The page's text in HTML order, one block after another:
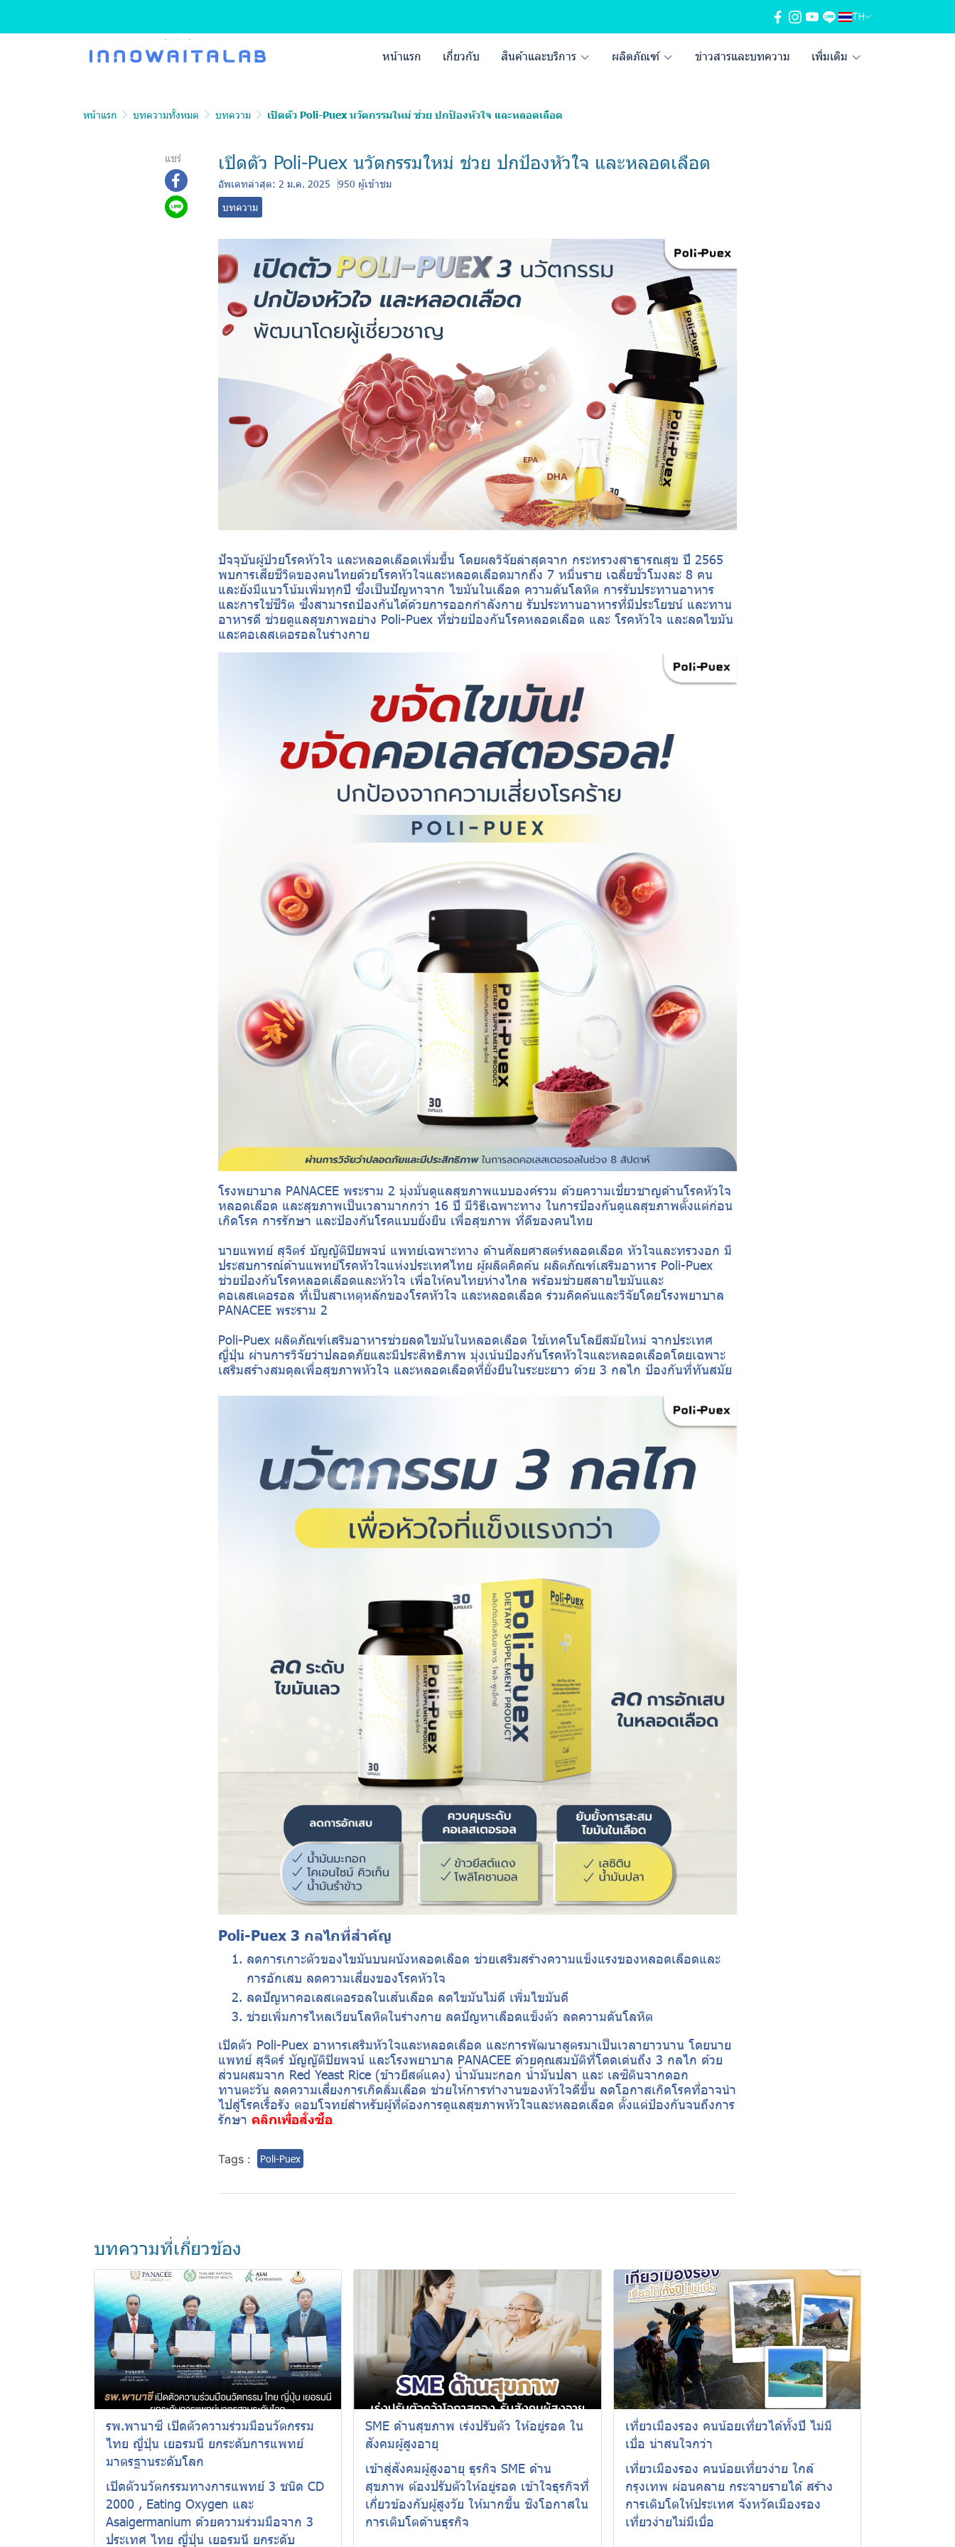
TH
หน้าแรก เกี่ยวกับ สินค้าและบริการ ผลิตภัณฑ์ ข่าวสารและบทความ เพิ่มเติม
หน้าแรก บทความทั้งหมด บทความ เปิดตัว Poli-Puex นวัตกรรมใหม่ ช่วย ปกป้องหัวใจ และหลอดเลือด
แชร์ เปิดตัว Poli-Puex นวัตกรรมใหม่ ช่วย ปกป้องหัวใจ และหลอดเลือด
อัพเดทล่าสุด: 2 ม.ค. 2025
950 ผู้เข้าชม
บทความ
ปัจจุบันผู้ป่วยโรคหัวใจ และหลอดเลือดเพิ่มขึ้น โดยผลวิจัยล่าสุดจาก กระทรวงสาธารณสุข ปี 2565
พบการเสียชีวิตของคนไทยด้วยโรคหัวใจและหลอดเลือดมากถึง 7 หมื่นราย เฉลี่ยชั่วโมงละ 8 คน
และยังมีแนวโน้มเพิ่มทุกปี ซึ่งเป็นปัญหาจาก ไขมันในเลือด ความดันโลหิต การรับประทานอาหาร
และการใช้ชีวิต ซึ่งสามารถป้องกันได้ด้วยการออกกำลังกาย รับประทานอาหารที่มีประโยชน์ และทาน
อาหารดี ช่วยดูแลสุขภาพอย่าง Poli-Puex ที่ช่วยป้องกันโรคหลอดเลือด และ โรคหัวใจ และลดไขมัน
และคอเลสเตอรอลในร่างกาย
โรงพยาบาล PANACEE พระราม 2 มุ่งมั่นดูแลสุขภาพแบบองค์รวม ด้วยความเชี่ยวชาญด้านโรคหัวใจ
หลอดเลือด และสุขภาพเป็นเวลามากกว่า 16 ปี มีวิธีเฉพาะทาง ในการป้องกันดูแลสุขภาพตั้งแต่ก่อน
เกิดโรค การรักษา และป้องกันโรคแบบยั่งยืน เพื่อสุขภาพ ที่ดีของคนไทย
นายแพทย์ สุจิตร์ บัญญัติปิยพจน์ แพทย์เฉพาะทาง ด้านศัลยศาสตร์หลอดเลือด หัวใจและทรวงอก มี
ประสบการณ์ด้าน​แพทย์โรคหัวใจแห่งประเทศไทย ผู้ผลิตคิดค้น ผลิตภัณฑ์เสริมอาหาร Poli-Puex
ช่วยป้องกันโรคหลอดเลือดและหัวใจ เพื่อให้คนไทยห่างไกล พร้อมช่วยสลายไขมันและ
คอเลสเตอรอล ที่เป็นสาเหตุหลักของโรคหัวใจ และหลอดเลือด ร่วมคิดค้นและวิจัยโดยโรงพยาบาล
PANACEE พระราม 2
​Poli-Puex ผลิตภัณฑ์เสริมอาหารช่วยลดไขมันในหลอดเลือด ใช้เทคโนโลยีสมัยใหม่ จากประเทศ
ญี่ปุ่น ผ่านการวิจัยว่าปลอดภัยและมีประสิทธิภาพ มุ่งเน้นป้องกันโรคหัวใจและหลอดเลือดโดยเฉพาะ
เสริมสร้างสมดุลเพื่อสุขภาพหัวใจ และหลอดเลือดที่ยั่งยืนในระยะยาว ด้วย 3 กลไก ป้องกันที่ทันสมัย
Poli-Puex 3 กลไกที่สำคัญ
ลดการเกาะตัวของไขมันบนผนังหลอดเลือด ช่วยเสริมสร้างความแข็งแรงของหลอดเลือดและ
การอักเสบ ลดความเสี่ยงของโรคหัวใจ
ลดปัญหาคอเลสเตอรอลในเส้นเลือด ลดไขมันไม่ดี เพิ่มไขมันดี
ช่วยเพิ่มการไหลเวียนโลหิตในร่างกาย ลดปัญหาเลือดแข็งตัว ลดความดันโลหิต
เปิดตัว Poli-Puex อาหารเสริมหัวใจและหลอดเลือด และการพัฒนาสูตรมาเป็นเวลายาวนาน โดยนาย
แพทย์ สุจิตร์ บัญญัติปิยพจน์ และโรงพยาบาล PANACEE ด้วยคุณสมบัติที่โดดเด่นถึง 3 กลไก ด้วย
ส่วนผสมจาก Red Yeast Rice (ข้าวยีสต์แดง) น้ำมันมะกอก น้ำมันปลา และ เลซิตินจากดอก
ทานตะวัน ลดความเสี่ยงการเกิดลิ่มเลือด ช่วยให้การทำงานของหัวใจดีขึ้น ลดโอกาสเกิดโรคที่อาจนำ
ไปสู่โรคเรื้อรัง ตอบโจทย์สำหรับผู้ที่ต้องการดูแลสุขภาพหัวใจและหลอดเลือด ตั้งแต่ป้องกันจนถึงการ
รักษา คลิกเพื่อสั่งซื้อ
Tags : Poli-Puex
บทความที่เกี่ยวข้อง
รพ.พานาซี เปิดตัวความร่วมมือนวัตกรรม
ไทย ญี่ปุ่น เยอรมนี ยกระดับการแพทย์
มาตรฐานระดับโลก
เปิดตัวนวัตกรรมทางการแพทย์ 3 ชนิด CD
2000 , Eating Oxygen และ
Asaigermanium ด้วยความร่วมมือจาก 3
ประเทศ ไทย ญี่ปุ่น เยอรมนี ยกระดับ
SME ด้านสุขภาพ เร่งปรับตัว ให้อยู่รอด ใน
สังคมผู้สูงอายุ
เข้าสู่สังคมผู้สูงอายุ ธุรกิจ SME ด้าน
สุขภาพ ต้องปรับตัวให้อยู่รอด เข้าใจธุรกิจที่
เกี่ยวข้องกับผู้สูงวัย ให้มากขึ้น ชิงโอกาสใน
การเติบโตด้านธุรกิจ
เที่ยวเมืองรอง คนน้อยเที่ยวได้ทั้งปี ไม่มี
เบื่อ น่าสนใจกว่า
เที่ยวเมืองรอง คนน้อยเที่ยวง่าย ใกล้
กรุงเทพ ผ่อนคลาย กระจายรายได้ สร้าง
การเติบโตให้ประเทศ จังหวัดเมืองรอง
เที่ยวง่ายไม่มีเบื่อ